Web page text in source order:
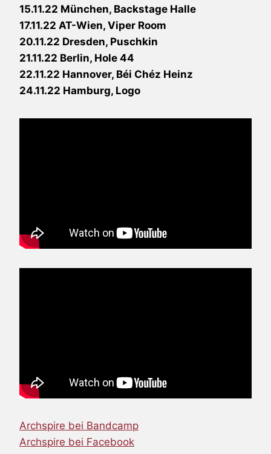
15.11.22 München, Backstage Halle
17.11.22 AT-Wien, Viper Room
20.11.22 Dresden, Puschkin
21.11.22 Berlin, Hole 44
22.11.22 Hannover, Béi Chéz Heinz
24.11.22 Hamburg, Logo
Archspire bei Bandcamp
Archspire bei Facebook